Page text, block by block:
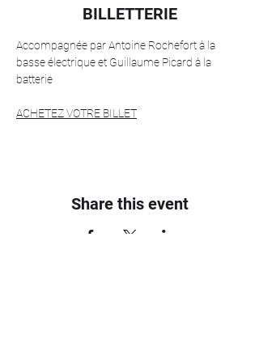
BILLETTERIE
Accompagnée par Antoine Rochefort à la
basse électrique et Guillaume Picard à la
batterie
ACHETEZ VOTRE BILLET
Share this event